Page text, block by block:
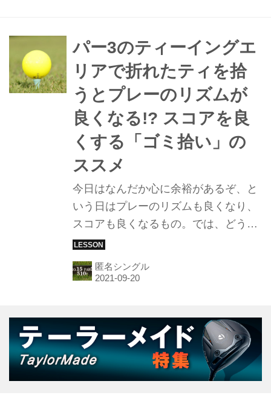
パー3のティーイングエ
リアで折れたティを拾
うとプレーのリズムが
良くなる!? スコアを良
くする「ゴミ拾い」の
ススメ
今日はなんだか心に余裕があるぞ、と
いう日はプレーのリズムも良くなり、
スコアも良くなるもの。では、どうす
れば心に余裕を生むことができるの
か。関東在住匿名5下シングル氏が“意
外な方法”を教えてくれた！
匿名シングル